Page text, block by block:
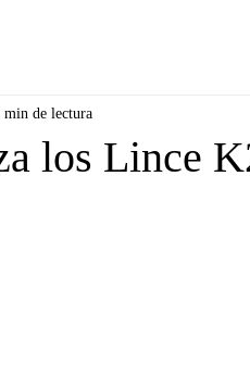
los Lince
min de lectura